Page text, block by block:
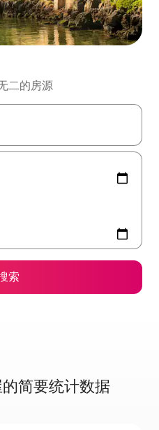
二的房源
键查看，或通过点击或滑动手势
索
简要统计数据